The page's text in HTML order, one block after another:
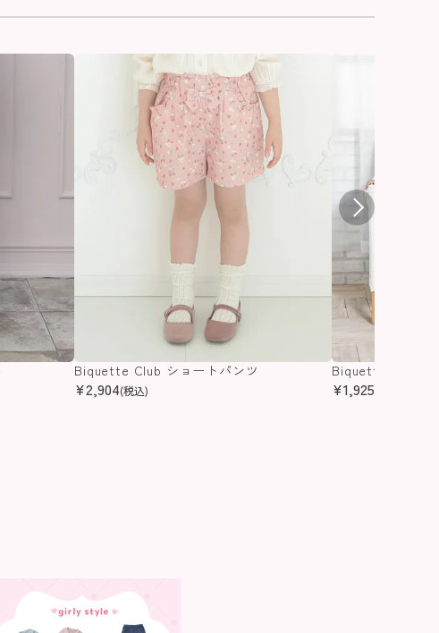
Biquette Club ショートパンツ
¥2,904(税込)
Biquette Club シ
¥1,925